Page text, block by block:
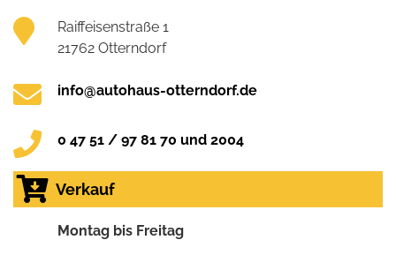
Raiffeisenstraße 1
21762 Otterndorf
info@autohaus-otterndorf.de
0 47 51 / 97 81 70 und 2004
Verkauf
Montag bis Freitag